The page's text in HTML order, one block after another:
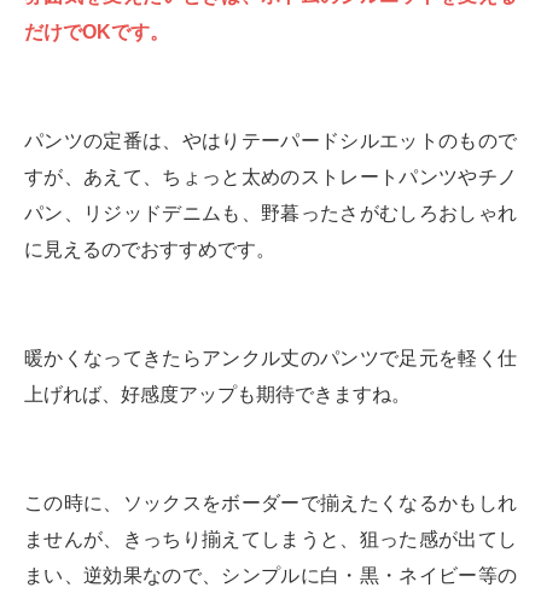
だけでOKです。
パンツの定番は、やはりテーパードシルエットのもので
すが、あえて、ちょっと太めのストレートパンツやチノ
パン、リジッドデニムも、野暮ったさがむしろおしゃれ
に見えるのでおすすめです。
暖かくなってきたらアンクル丈のパンツで足元を軽く仕
上げれば、好感度アップも期待できますね。
この時に、ソックスをボーダーで揃えたくなるかもしれ
ませんが、きっちり揃えてしまうと、狙った感が出てし
まい、逆効果なので、シンプルに白・黒・ネイビー等の